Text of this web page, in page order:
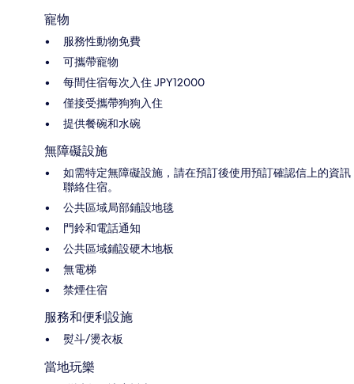
寵物
服務性動物免費
可攜帶寵物
每間住宿每次入住 JPY12000
僅接受攜帶狗狗入住
提供餐碗和水碗
無障礙設施
如需特定無障礙設施，請在預訂後使用預訂確認信上的資訊
聯絡住宿。
公共區域局部鋪設地毯
門鈴和電話通知
公共區域鋪設硬木地板
無電梯
禁煙住宿
服務和便利設施
熨斗/燙衣板
當地玩樂